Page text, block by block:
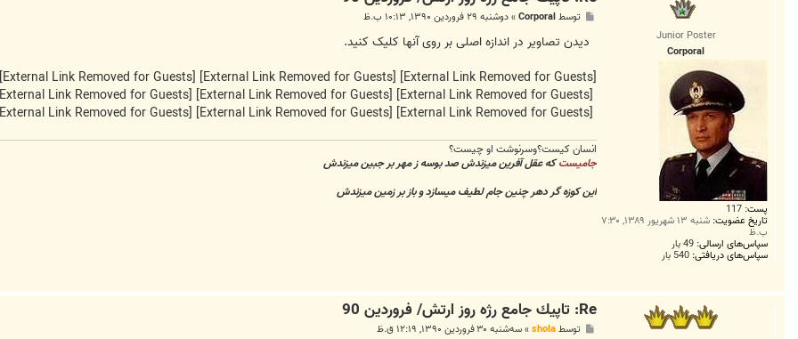
Junior Poster
Corporal
پست: 117
تاریخ عضویت: شنبه ۱۳ شهریور ۱۳۸۹, ۷:۳۰
ب.ظ
سپاس‌های ارسالی: 49 بار
سپاس‌های دریافتی: 540 بار
ت
توسطCorporal
»دوشنبه ۲۹ فروردین ۱۳۹۰, ۱۰:۱۳ ب.ظ
دیدن تصاویر در اندازه اصلی بر روی آنها کلیک کنید.
[External Link Removed for Guests]
[External Link Removed for Guests]
[External Link Removed for Guests]
[External Link Removed for Guests]
[External Link Removed for Guests]
[External Link Removed for Guests]
[External Link Removed for Guests]
[External Link Removed for Guests]
[External Link Removed for Guests]
انسان کیست؟وسرنوشت او چیست؟
جامیستکه عقل آفرین میزندش صد بوسه ز مهر بر جبین میزندش
این کوزه گر دهر چنین جام لطیف میسازد و باز بر زمین میزندش
Re: تاپيك جامع رژه روز ارتش/ فروردين 90
توسطshola
»سه‌شنبه ۳۰ فروردین ۱۳۹۰, ۱۲:۱۹ ق.ظ